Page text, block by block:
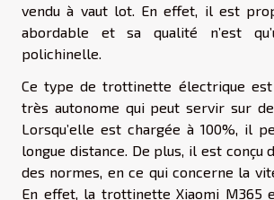
vendu à vaut lot. En effet, il est
abordable et sa qualité n’est
polichinelle.
Ce type de trottinette électrique est
très autonome qui peut servir sur de
Lorsqu’elle est chargée à 100%, il
longue distance. De plus, il est conçu
des normes, en ce qui concerne la
En effet, la trottinette Xiaomi M365